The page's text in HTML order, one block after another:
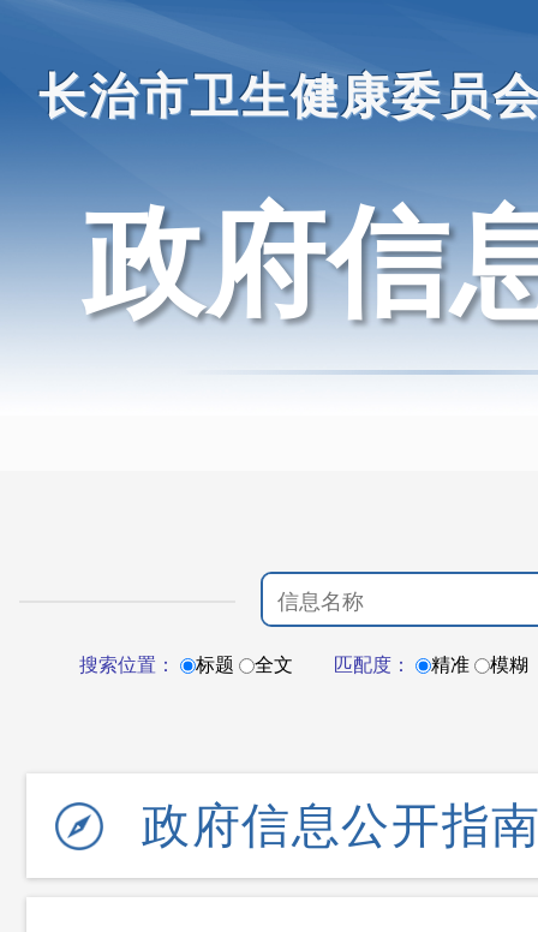
长治市卫生健康委员
政府信
搜索位置： 标题 全文 匹配度： 精准 模糊
政府信息公开指